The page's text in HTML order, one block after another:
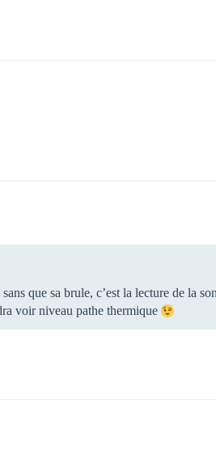
que sa brule, c’est la lecture de la
voir niveau pathe thermique